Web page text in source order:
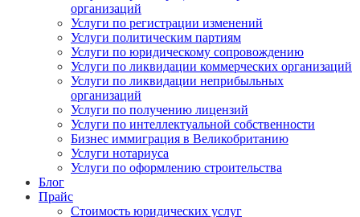
организаций
Услуги по регистрации изменений
Услуги политическим партиям
Услуги по юридическому сопровождению
Услуги по ликвидации коммерческих организаций
Услуги по ликвидации неприбыльных
организаций
Услуги по получению лицензий
Услуги по интеллектуальной собственности
Бизнес иммиграция в Великобританию
Услуги нотариуса
Услуги по оформлению строительства
Блог
Прайс
Стоимость юридических услуг